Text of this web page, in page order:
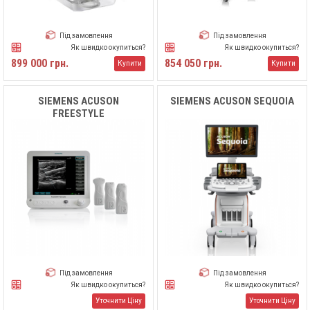
Під замовлення
Як швидко окупиться?
899 000 грн. Купити
Під замовлення
Як швидко окупиться?
854 050 грн. Купити
SIEMENS ACUSON
FREESTYLE
Під замовлення
Як швидко окупиться?
Уточнити Ціну
SIEMENS ACUSON SEQUOIA
Під замовлення
Як швидко окупиться?
Уточнити Ціну